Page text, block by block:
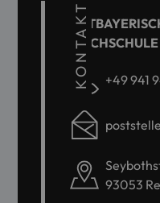
KONTAKT +49 941
93053